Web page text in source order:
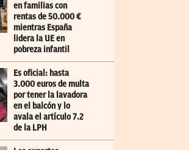
en familias con
rentas de 50.000 €
mientras España
lidera la UE en
pobreza infantil
Es oficial: hasta
3.000 euros de multa
por tener la lavadora
en el balcón y lo
avala el artículo 7.2
de la LPH